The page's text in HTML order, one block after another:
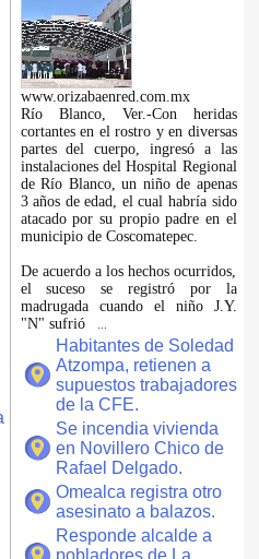
www.orizabaenred.com.mx
Río Blanco, Ver.-Con heridas
cortantes en el rostro y en diversas
partes del cuerpo, ingresó a las
instalaciones del Hospital Regional
de Río Blanco, un niño de apenas
3 años de edad, el cual habría sido
atacado por su propio padre en el
municipio de Coscomatepec.
De acuerdo a los hechos ocurridos,
el suceso se registró por la
madrugada cuando el niño J.Y.
"N" sufrió
Habitantes de Soledad
Atzompa, retienen a
supuestos trabajadores
de la CFE.
Se incendia vivienda
en Novillero Chico de
Rafael Delgado.
Omealca registra otro
asesinato a balazos.
Responde alcalde a
pobladores de La